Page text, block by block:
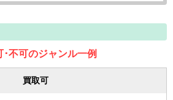
･不可のジャンル一例
買取可